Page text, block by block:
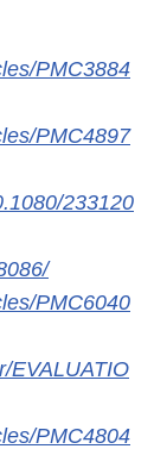
PMC3884
PMC4897
233120
PMC6040
EVALUATIO
PMC4804